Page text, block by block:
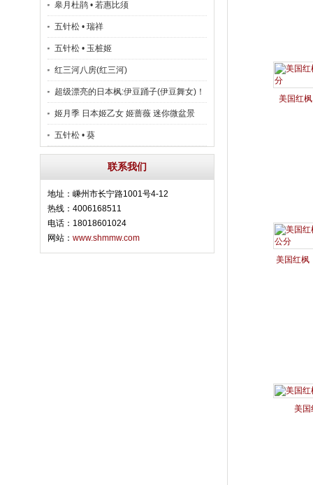
皋月杜鹃 • 若惠比须
五针松 • 瑞祥
五针松 • 玉桩姬
红三河八房(红三河)
超级漂亮的日本枫:伊豆踊子(伊豆舞女)！
姬月季 日本姬乙女 姬蔷薇 迷你微盆景
五针松 • 葵
联系我们
地址：嵊州市长宁路1001号4-12
热线：4006168511
电话：18018601024
网站： www.shmmw.com
美国红
美国红枫
美国